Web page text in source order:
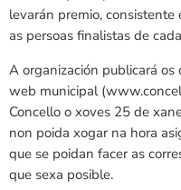
levarán premio,
as persoas finalistas de
A organización publicará os
web municipal
Concello o xoves 25 de
non poida xogar na hora
que se poidan facer as
que sexa posible.